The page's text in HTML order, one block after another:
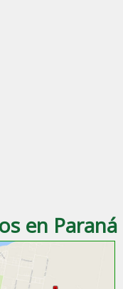
en Paraná